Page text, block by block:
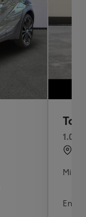
1.0
Mise